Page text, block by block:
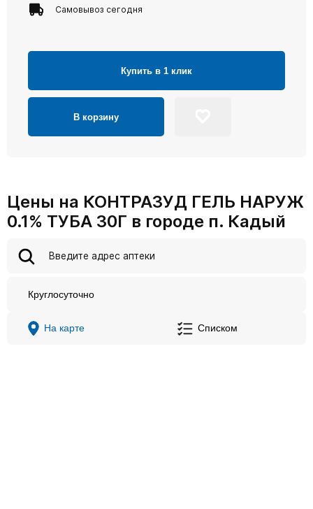
Самовывоз сегодня
Купить в 1 клик
В корзину
Цены на КОНТРАЗУД ГЕЛЬ НАРУЖ
0.1% ТУБА 30Г в городе п. Кадый
Круглосуточно
На карте Списком